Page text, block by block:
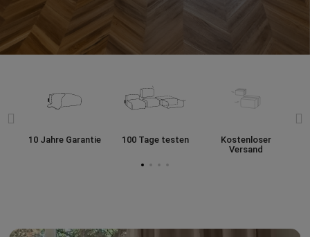
Neu gedacht.
Zeitloses Design, das sich
deinem Leben anpasst.
10 Jahre Garantie 100 Tage testen
Kostenloser
Versand